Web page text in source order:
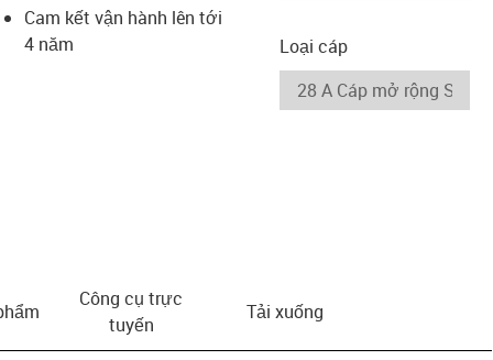
Cam kết vận hành lên tới
4 năm
Loại cáp
Công cụ trực
tuyến
Tải xuống